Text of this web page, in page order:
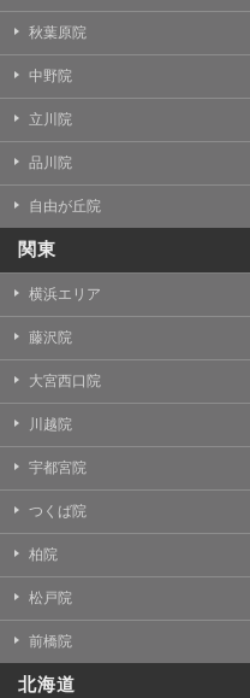
秋葉原院
中野院
立川院
品川院
自由が丘院
関東
横浜エリア
藤沢院
大宮西口院
川越院
宇都宮院
つくば院
柏院
松戸院
前橋院
北海道